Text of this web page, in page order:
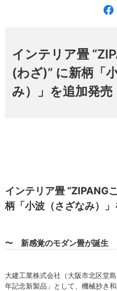
インテリア畳
(わざ)” に新柄「
み）」を追加発売
インテリア畳 “ZIPANG
柄「小波（さざなみ）」
〜 新感覚のモダン畳が誕生
大建工業株式会社（大阪市北区堂
年記念新製品」として、機械抄き